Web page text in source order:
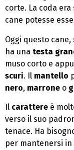
corte. La coda
cane potesse
Oggi questo
ha una testa
muso corto e
scuri. Il mantello
nero, marrone o
Il carattere è
verso il suo
tenace. Ha
per mantenersi in